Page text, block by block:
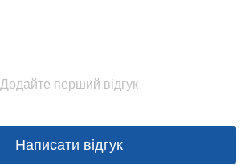
Додайте перший відгук
Написати відгук